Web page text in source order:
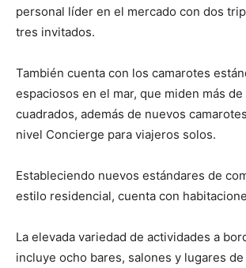
personal líder en el mercado con dos
tres invitados.
También cuenta con los camarotes
espaciosos en el mar, que miden más
cuadrados, además de nuevos
nivel Concierge para viajeros solos.
Estableciendo nuevos estándares de
estilo residencial, cuenta con
La elevada variedad de actividades a
incluye ocho bares, salones y lugares de